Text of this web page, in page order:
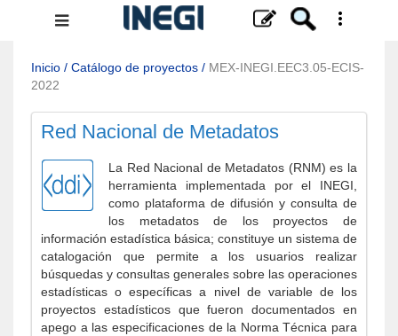
Menú
navegación
Inicio / Catálogo de proyectos / MEX-INEGI.EEC3.05-ECIS-
2022
Red Nacional de Metadatos
La Red Nacional de Metadatos (RNM) es la
herramienta implementada por el INEGI,
como plataforma de difusión y consulta de
los metadatos de los proyectos de
información estadística básica; constituye un sistema de
catalogación que permite a los usuarios realizar
búsquedas y consultas generales sobre las operaciones
estadísticas o específicas a nivel de variable de los
proyectos estadísticos que fueron documentados en
apego a las especificaciones de la Norma Técnica para